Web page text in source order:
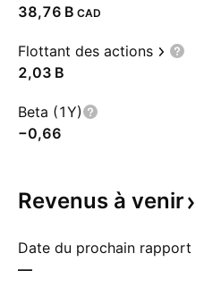
‪38,76 B‬ CAD
Flottant des actions
‪2,03 B‬
Beta (1Y)
−0,66
Revenus à venir
Date du prochain rapport
—